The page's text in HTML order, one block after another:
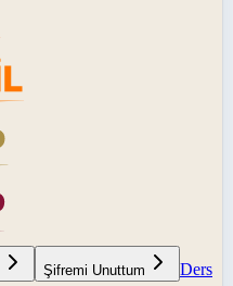
Şifremi Unuttum
Ders